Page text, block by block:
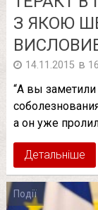
З ЯКОЮ
14.11.2015 в
“А вы
а он уже
Детальніше
Події